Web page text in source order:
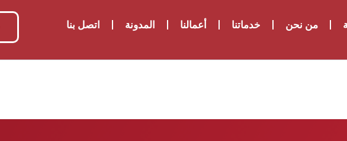
من نحن خدماتنا أعمالنا المدونة اتصل بنا